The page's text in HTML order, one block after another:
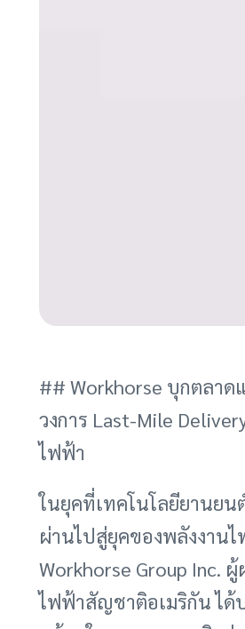
## Workhorse บุกตลาด
วงการ Last-Mile
ไฟฟ้า
ในยุคที่เทคโนโลยียานยน
ผ่านไปสู่ยุคของพลังงาน
Workhorse Group Inc.
ไฟฟ้าสัญชาติอเมริกัน ได้